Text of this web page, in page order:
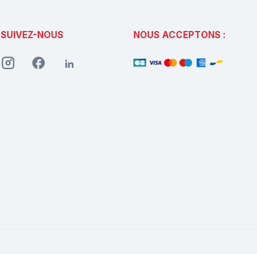
SUIVEZ-NOUS NOUS ACCEPTONS :